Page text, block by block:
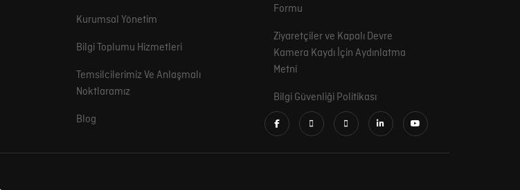
Kurumsal Yönetim
Bilgi Toplumu Hizmetleri
Temsilcilerimiz Ve Anlaşmalı
Noktlaramız
Blog
Formu
Ziyaretçiler ve Kapalı Devre
Kamera Kaydı İçin Aydınlatma
Metni
Bilgi Güvenliği Politikası